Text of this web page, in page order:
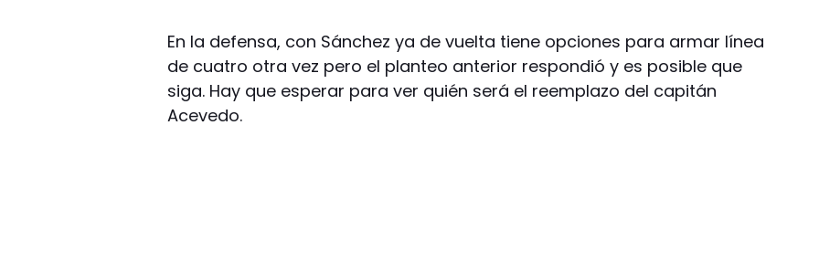
En la defensa, con Sánchez ya de vuelta tiene opciones para armar línea
de cuatro otra vez pero el planteo anterior respondió y es posible que
siga. Hay que esperar para ver quién será el reemplazo del capitán
Acevedo.